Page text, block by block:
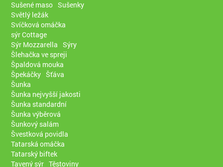
Sušené maso Sušenky
Světlý ležák
Svíčková omáčka
sýr Cottage
Sýr Mozzarella Sýry
Šlehačka ve spreji
Špaldová mouka
Špekáčky Šťáva
Šunka
Šunka nejvyšší jakosti
Šunka standardní
Šunka výběrová
Šunkový salám
Švestková povidla
Tatarská omáčka
Tatarský biftek
Tavený sýr Těstoviny